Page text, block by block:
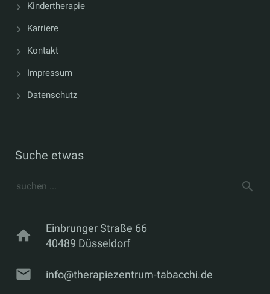
Kindertherapie
Karriere
Kontakt
Impressum
Datenschutz
Suche etwas
home
Einbrunger Straße 66
40489 Düsseldorf
mail info@therapiezentrum-tabacchi.de